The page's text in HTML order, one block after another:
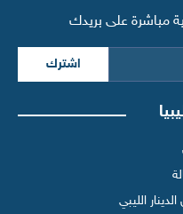
مباشرة على بريدك
اشترك
الليبي